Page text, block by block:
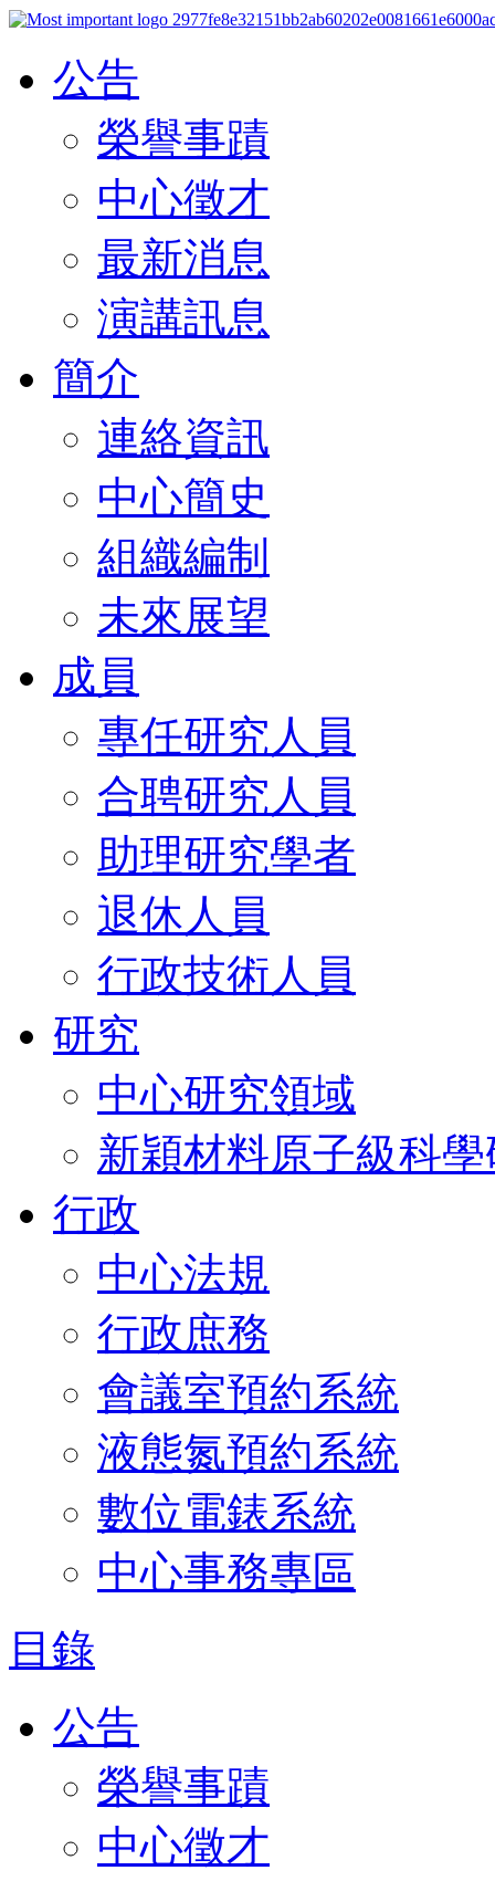
公告
榮譽事蹟
中心徵才
最新消息
演講訊息
簡介
連絡資訊
中心簡史
組織編制
未來展望
成員
專任研究人員
合聘研究人員
助理研究學者
退休人員
行政技術人員
研究
中心研究領域
新穎材料原子級科
行政
中心法規
行政庶務
會議室預約系統
液態氮預約系統
數位電錶系統
中心事務專區
目錄
公告
榮譽事蹟
中心徵才